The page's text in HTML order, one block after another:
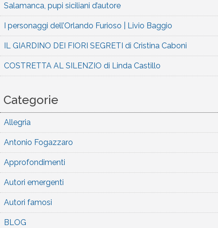
Salamanca, pupi siciliani d’autore
I personaggi dell’Orlando Furioso | Livio Baggio
IL GIARDINO DEI FIORI SEGRETI di Cristina Caboni
COSTRETTA AL SILENZIO di Linda Castillo
Categorie
Allegria
Antonio Fogazzaro
Approfondimenti
Autori emergenti
Autori famosi
BLOG